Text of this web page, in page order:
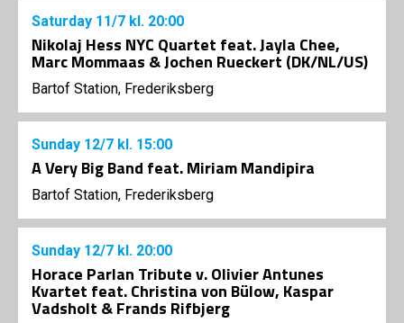
Saturday 11/7 kl. 20:00
Nikolaj Hess NYC Quartet feat. Jayla Chee,
Marc Mommaas & Jochen Rueckert (DK/NL/US)
Bartof Station, Frederiksberg
Sunday 12/7 kl. 15:00
A Very Big Band feat. Miriam Mandipira
Bartof Station, Frederiksberg
Sunday 12/7 kl. 20:00
Horace Parlan Tribute v. Olivier Antunes
Kvartet feat. Christina von Bülow, Kaspar
Vadsholt & Frands Rifbjerg